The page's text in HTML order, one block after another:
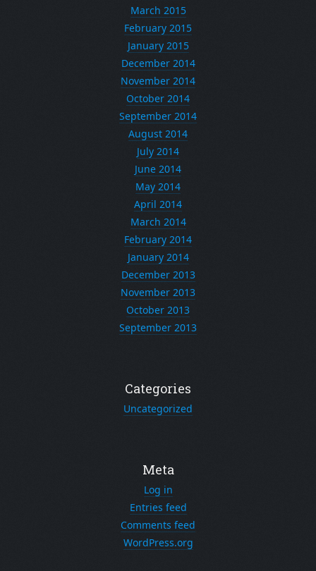
March 2015
February 2015
January 2015
December 2014
November 2014
October 2014
September 2014
August 2014
July 2014
June 2014
May 2014
April 2014
March 2014
February 2014
January 2014
December 2013
November 2013
October 2013
September 2013
Categories
Uncategorized
Meta
Log in
Entries feed
Comments feed
WordPress.org